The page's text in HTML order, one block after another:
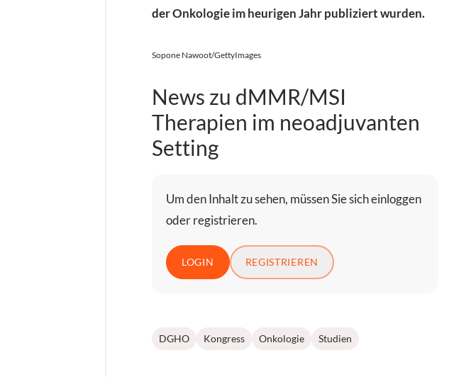
der Onkologie im heurigen Jahr publiziert wurden.
Sopone Nawoot/GettyImages
News zu dMMR/MSI
Therapien im neoadjuvanten
Setting
Um den Inhalt zu sehen, müssen Sie sich einloggen
oder registrieren.
LOGIN REGISTRIEREN
DGHO Kongress Onkologie Studien